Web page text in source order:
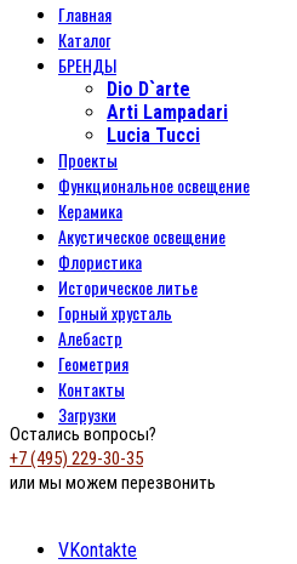
Главная
Каталог
БРЕНДЫ
Dio D`arte
Arti Lampadari
Lucia Tucci
Проекты
Функциональное освещение
Керамика
Акустическое освещение
Флористика
Историческое литье
Горный хрусталь
Алебастр
Геометрия
Контакты
Загрузки
Остались вопросы?
+7 (495) 229-30-35
или мы можем перезвонить
VKontakte